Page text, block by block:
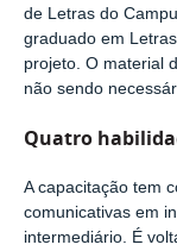
de Letras do
graduado em
projeto. O material
não sendo
Quatro
A capacitação tem
comunicativas em
intermediário. É